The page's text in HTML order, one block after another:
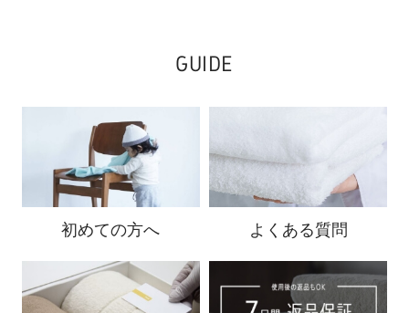
GUIDE
初めての方へ よくある質問